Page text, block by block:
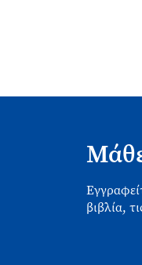
βιβλία,